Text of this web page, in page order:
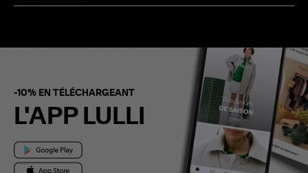
-10% EN TÉLÉCHARGEANT
L'APP LULLI